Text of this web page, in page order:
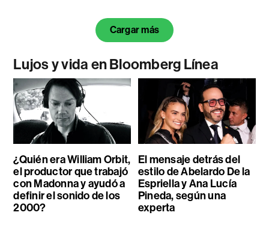
Cargar más
Lujos y vida en Bloomberg Línea
¿Quién era William Orbit,
el productor que trabajó
con Madonna y ayudó a
definir el sonido de los
2000?
El mensaje detrás del
estilo de Abelardo De la
Espriella y Ana Lucía
Pineda, según una
experta